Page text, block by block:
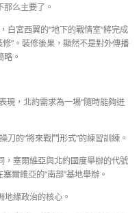
那么主要了。
白宮西翼的“地下的戰情室”將完成
”。裝修後果，顯然不是對外傳播
。
現，北約需求為一場“隨時能夠迸
的“將來戰鬥形式”的練習訓練。
，塞爾維亞與北約國度舉辦的代號
爾維亞的“南部”基地舉辦。
地緣政治的核心。